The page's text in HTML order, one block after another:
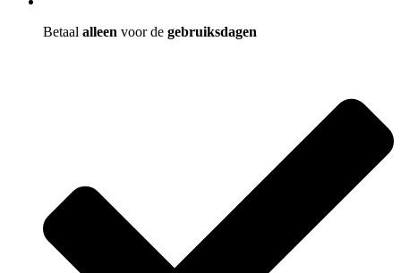
Betaal alleen voor de gebruiksdagen